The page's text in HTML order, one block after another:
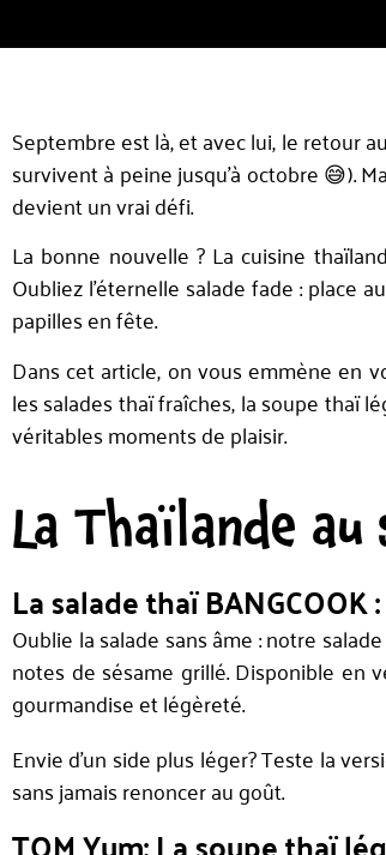
Septembre est là, et avec lui, le retour
survivent à peine jusqu’à octobre 😅).
devient un vrai défi.
La bonne nouvelle ? La cuisine
Oubliez l’éternelle salade fade : place
papilles en fête.
Dans cet article, on vous emmène en
les salades thaï fraîches, la soupe thaï
véritables moments de plaisir.
La Thaïlande
La salade thaï
Oublie la salade sans âme : notre
notes de sésame grillé. Disponible en
gourmandise et légèreté.
Envie d’un side plus léger? Teste la
sans jamais renoncer au goût.